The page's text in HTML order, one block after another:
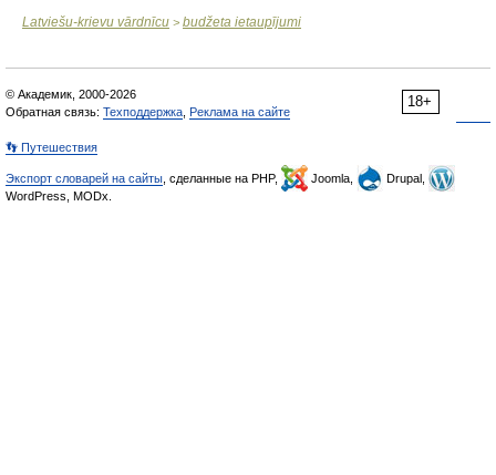
Latviešu-krievu vārdnīcu > budžeta ietaupījumi
18+
© Академик, 2000-2026
Обратная связь: Техподдержка Реклама на сайте
👣 Путешествия
Экспорт словарей на сайты , сделанные на PHP, Joomla,
Drupal,
WordPress, MODx.